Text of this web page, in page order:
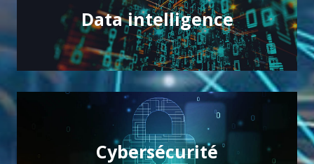
Data intelligence
Data intelligence
Maîtriser la puissance de vos données par l'IA
Cybersécurité
Cybersécurité
Intégrité et protection de vos ressources